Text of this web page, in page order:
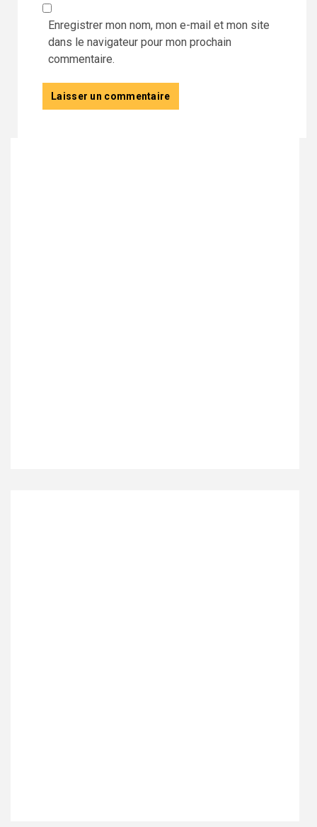
Enregistrer mon nom, mon e-mail et mon site
dans le navigateur pour mon prochain
commentaire.